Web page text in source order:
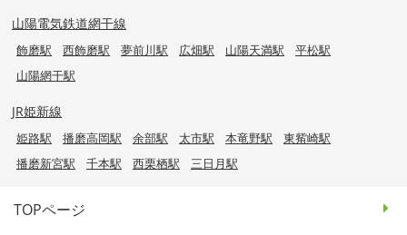
山陽電気鉄道網干線
飾磨駅 西飾磨駅 夢前川駅 広畑駅 山陽天満駅
平松駅
山陽網干駅
JR姫新線
姫路駅 播磨高岡駅 余部駅 太市駅 本竜野駅
東觜崎駅
播磨新宮駅
千本駅 西栗栖駅 三日月駅
TOPページ